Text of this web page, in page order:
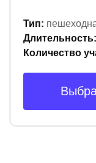
Тип:
Длительность:
Количество